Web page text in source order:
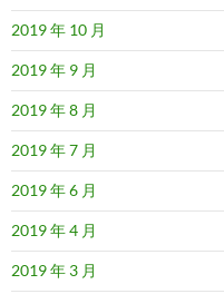
2019 年 10 月
2019 年 9 月
2019 年 8 月
2019 年 7 月
2019 年 6 月
2019 年 4 月
2019 年 3 月